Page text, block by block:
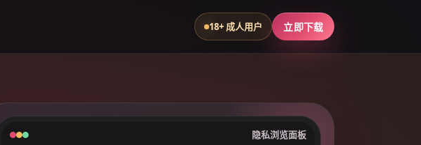
18+ 成人用户 立即下载
隐私浏览面板